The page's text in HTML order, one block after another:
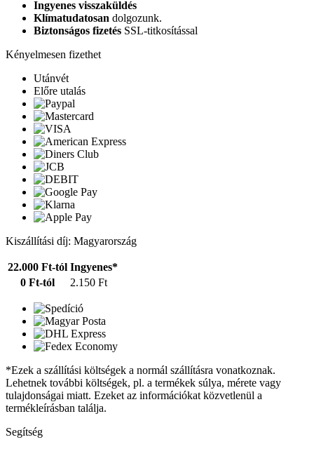
Ingyenes visszaküldés
Klímatudatosan dolgozunk.
Biztonságos fizetés SSL-titkosítással
Kényelmesen fizethet
Utánvét
Előre utalás
Kiszállítási díj: Magyarország
22.000 Ft-tól Ingyenes*
0 Ft-tól
2.150 Ft
*Ezek a szállítási költségek a normál szállításra vonatkoznak.
Lehetnek további költségek, pl. a termékek súlya, mérete vagy
tulajdonságai miatt. Ezeket az információkat közvetlenül a
termékleírásban találja.
Segítség